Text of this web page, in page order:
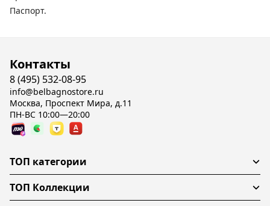
Паспорт.
Контакты
8 (495) 532-08-95
info@belbagnostore.ru
Москва, Проспект Мира, д.11
ПН-ВС 10:00—20:00
ТОП категории
ТОП Коллекции